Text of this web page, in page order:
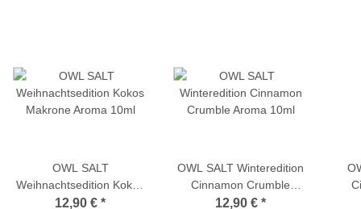
OWL SALT
Weihnachtsedition Kokos
Makrone Aroma 10ml
12,90 € *
OWL SALT Winteredition
Cinnamon Crumble
Aroma 10ml
12,90 € *